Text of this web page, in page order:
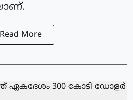
Read More